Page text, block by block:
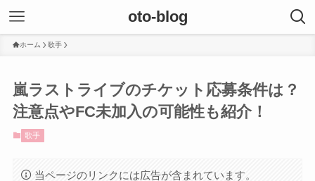
oto-blog
ホーム 歌手
嵐ラストライブのチケット応募条件は？
注意点やFC未加入の可能性も紹介！
歌手
当ページのリンクには広告が含まれています。